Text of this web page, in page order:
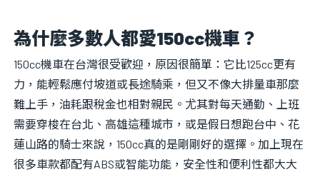
為什麼多數人都愛150cc機車？
150cc機車在台灣很受歡迎，原因很簡單：它比125cc更有
力，能輕鬆應付坡道或長途騎乘，但又不像大排量車那麼
難上手，油耗跟稅金也相對親民。尤其對每天通勤、上班
需要穿梭在台北、高雄這種城市，或是假日想跑台中、花
蓮山路的騎士來說，150cc真的是剛剛好的選擇。加上現在
很多車款都配有ABS或智能功能，安全性和便利性都大大